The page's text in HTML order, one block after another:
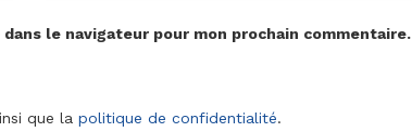
le navigateur pour mon prochain commentaire.
que la politique de confidentialité.